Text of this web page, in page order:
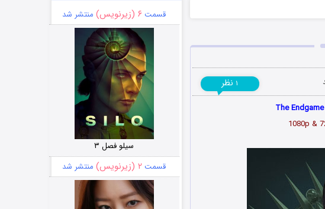
۱ نظر
قسمت ۶ (زیرنویس) منتشر شد
سیلو فصل ۳
قسمت ۲ (زیرنویس) منتشر شد